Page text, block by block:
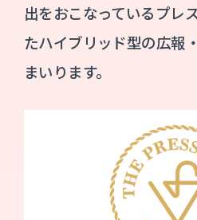
出をおこなっているプレ
たハイブリッド型の広報
まいります。